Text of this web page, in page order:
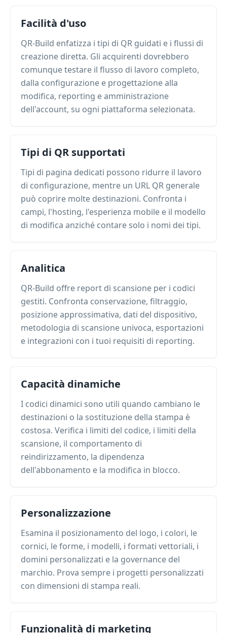
Facilità d'uso
QR-Build enfatizza i tipi di QR guidati e i flussi di
creazione diretta. Gli acquirenti dovrebbero
comunque testare il flusso di lavoro completo,
dalla configurazione e progettazione alla
modifica, reporting e amministrazione
dell'account, su ogni piattaforma selezionata.
Tipi di QR supportati
Tipi di pagina dedicati possono ridurre il lavoro
di configurazione, mentre un URL QR generale
può coprire molte destinazioni. Confronta i
campi, l'hosting, l'esperienza mobile e il modello
di modifica anziché contare solo i nomi dei tipi.
Analitica
QR-Build offre report di scansione per i codici
gestiti. Confronta conservazione, filtraggio,
posizione approssimativa, dati del dispositivo,
metodologia di scansione univoca, esportazioni
e integrazioni con i tuoi requisiti di reporting.
Capacità dinamiche
I codici dinamici sono utili quando cambiano le
destinazioni o la sostituzione della stampa è
costosa. Verifica i limiti del codice, i limiti della
scansione, il comportamento di
reindirizzamento, la dipendenza
dell'abbonamento e la modifica in blocco.
Personalizzazione
Esamina il posizionamento del logo, i colori, le
cornici, le forme, i modelli, i formati vettoriali, i
domini personalizzati e la governance del
marchio. Prova sempre i progetti personalizzati
con dimensioni di stampa reali.
Funzionalità di marketing